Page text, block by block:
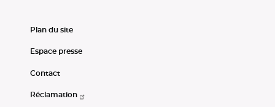
Plan du site
Espace presse
Contact
Réclamation